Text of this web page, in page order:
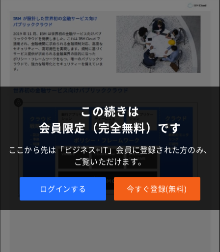
この続きは
会員限定（完全無料）です
ここから先は「ビジネス+IT」会員に登録された方のみ、
ご覧いただけます。
ログインする 今すぐ登録(無料)